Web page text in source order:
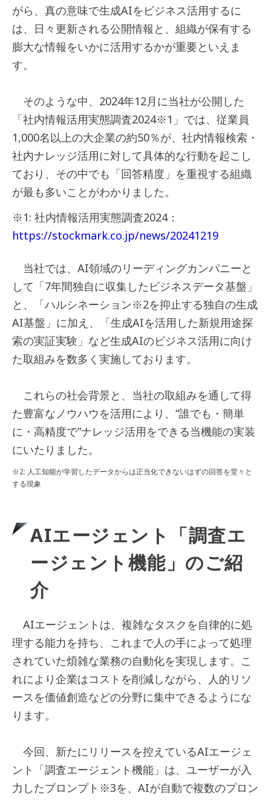
がら、真の意味で生成AIをビジネス活用するに
は、日々更新される公開情報と、組織が保有する
膨大な情報をいかに活用するかが重要といえま
す。
そのような中、2024年12月に当社が公開した
「社内情報活用実態調査2024※1 」では、従業員
1,000名以上の大企業の約50％が、社内情報検索・
社内ナレッジ活用に対して具体的な行動を起こし
ており、その中でも「回答精度」を重視する組織
が最も多いことがわかりました。
※1: 社内情報活用実態調査2024：
https://stockmark.co.jp/news/20241219
当社では、AI領域のリーディングカンパニーと
して「7年間独自に収集したビジネスデータ基盤」
と、「ハルシネーション※2を抑止する独自の生成
AI基盤」に加え、「生成AIを活用した新規用途探
索の実証実験」など生成AIのビジネス活用に向け
た取組みを数多く実施しております。
これらの社会背景と、当社の取組みを通して得
た豊富なノウハウを活用により、“誰でも・簡単
に・高精度で”ナレッジ活用をできる当機能の実装
にいたりました。
※2: 人工知能が学習したデータからは正当化できないはずの回答を堂々と
する現象
AIエージェント「調査エ
ージェント機能」のご紹
介
AIエージェントは、複雑なタスクを自律的に処
理する能力を持ち、これまで人の手によって処理
されていた煩雑な業務の自動化を実現します。こ
れにより企業はコストを削減しながら、人的リソ
ースを価値創造などの分野に集中できるようにな
ります。
今回、新たにリリースを控えているAIエージェ
ント「調査エージェント機能」は、ユーザーが入
力したプロンプト ※3を、AIが自動で複数のプロン